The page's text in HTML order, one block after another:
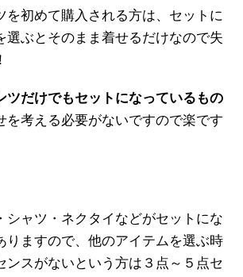
を初めて購入される方は、セットに
選ぶとそのまま着せるだけなので失
ツだけでもセットになっているもの
を考える必要がないですので楽です
シャツ・ネクタイなどがセットにな
りますので、他のアイテムを選ぶ時
ンスがないという方は３点～５点セ